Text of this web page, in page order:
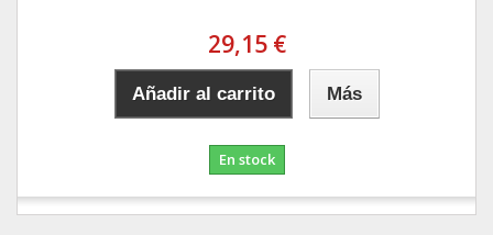
29,15 €
Añadir al carrito Más
En stock